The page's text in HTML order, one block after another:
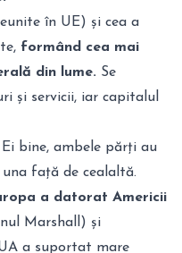
în UE) și cea a
formând cea mai
din lume. Se
și servicii, iar capitalul
Ei bine, ambele părți au
față de cealaltă.
a datorat Americii
Marshall) și
a suportat mare